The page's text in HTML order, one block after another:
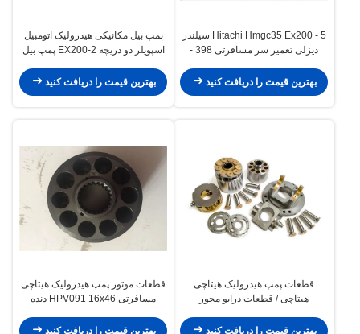
Hitachi Hmgc35 Ex200 - 5 سیلندر
دیزلی تعمیر سر مسافرتی 398 -
بهترین قیمت را دریافت کنید
پمپ بیل مکانیکی هیدرولیک اتومبیل
اسپویلر دو دریچه EX200-2 پمپ بیل
بهترین قیمت را دریافت کنید
قطعات پمپ هیدرولیک هیتاچی
هیتاچی / قطعات درایو محور
بهترین قیمت را دریافت کنید
قطعات موتور پمپ هیدرولیک هیتاچی
مسافرتی HPV091 16x46 دنده
بهترین قیمت را دریافت کنید